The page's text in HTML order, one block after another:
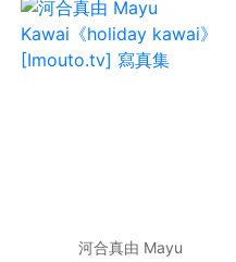
河合真由 Mayu